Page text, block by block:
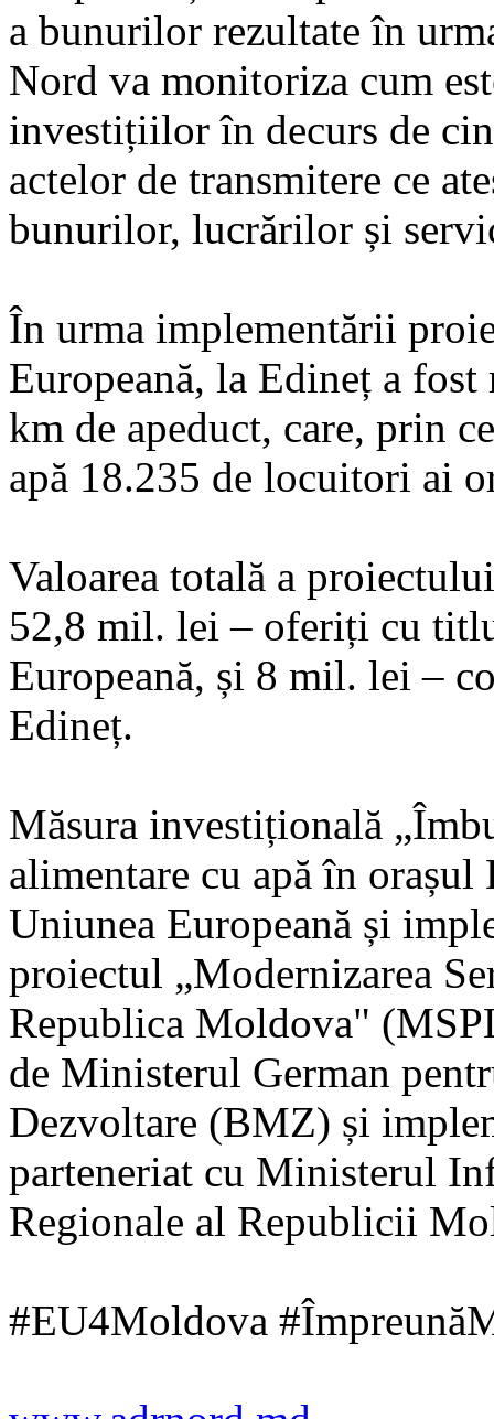
a bunurilor rezultate în
Nord va monitoriza cum
investițiilor în decurs de
actelor de transmitere ce
bunurilor, lucrărilor și
În urma implementării
Europeană, la Edineț a
km de apeduct, care, prin
apă 18.235 de locuitori ai
Valoarea totală a
52,8 mil. lei – oferiți cu
Europeană, și 8 mil. lei –
Edineț.
Măsura investițională
alimentare cu apă în
Uniunea Europeană și
proiectul „Modernizarea
Republica Moldova"
de Ministerul German
Dezvoltare (BMZ) și
parteneriat cu Ministerul
Regionale al Republicii
#EU4Moldova